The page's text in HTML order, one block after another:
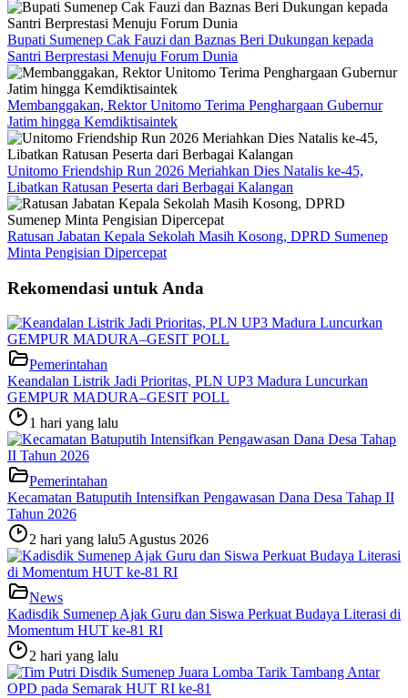
Bupati Sumenep Cak Fauzi dan Baznas Beri Dukungan kepada
Santri Berprestasi Menuju Forum Dunia
Membanggakan, Rektor Unitomo Terima Penghargaan Gubernur
Jatim hingga Kemdiktisaintek
Unitomo Friendship Run 2026 Meriahkan Dies Natalis ke-45,
Libatkan Ratusan Peserta dari Berbagai Kalangan
Ratusan Jabatan Kepala Sekolah Masih Kosong, DPRD Sumenep
Minta Pengisian Dipercepat
Rekomendasi untuk Anda
Pemerintahan
Keandalan Listrik Jadi Prioritas, PLN UP3 Madura Luncurkan
GEMPUR MADURA–GESIT POLL
1 hari yang lalu
Pemerintahan
Kecamatan Batuputih Intensifkan Pengawasan Dana Desa Tahap II
Tahun 2026
2 hari yang lalu5 Agustus 2026
News
Kadisdik Sumenep Ajak Guru dan Siswa Perkuat Budaya Literasi di
Momentum HUT ke-81 RI
2 hari yang lalu